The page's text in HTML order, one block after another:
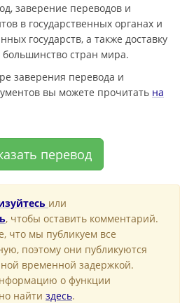
заверение переводов и
в государственных органах и
государств, а также доставку
большинство стран мира.
заверения перевода и
вы можете прочитать на
перевод
или
, чтобы оставить комментарий.
что мы публикуем все
поэтому они публикуются
временной задержкой.
о функции
найти здесь.